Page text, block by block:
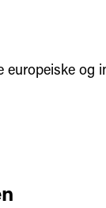
og